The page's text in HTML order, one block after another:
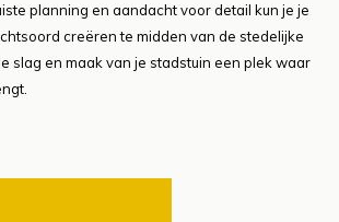
planning en aandacht voor detail kun je je
creëren te midden van de stedelijke
slag en maak van je stadstuin een plek waar